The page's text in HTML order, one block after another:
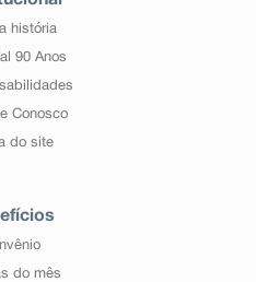
história
90 Anos
Conosco
do site
do mês